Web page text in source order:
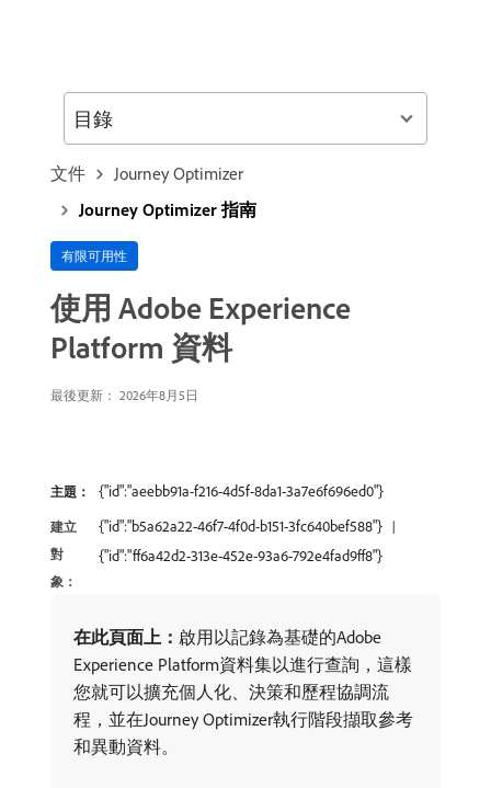
文件
Journey Optimizer
Journey Optimizer 指南
有限可用性
使用 Adobe Experience
Platform 資料
最後更新： 2026年8月5日
主題： {"id":"aeebb91a-f216-4d5f-8da1-3a7e6f696ed0"}
建立
對
象：
{"id":"b5a62a22-46f7-4f0d-b151-3fc640bef588"}
{"id":"ff6a42d2-313e-452e-93a6-792e4fad9ff8"}
在此頁面上： ​啟用以記錄為基礎的Adobe
Experience Platform資料集以進行查詢，這樣
您就可以擴充個人化、決策和歷程協調流
程，並在Journey Optimizer執行階段擷取參考
和異動資料。
目錄